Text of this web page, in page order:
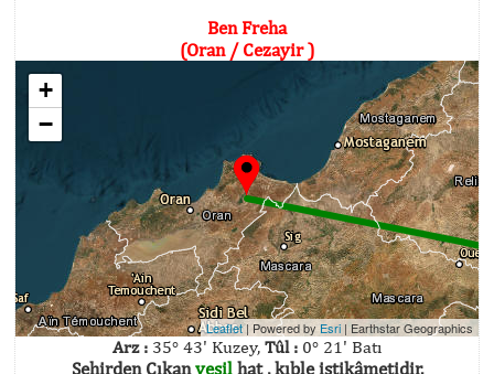
Ben Freha
(Oran / Cezayir )
+
−
Leaflet| Powered by Esri | Earthstar Geographics
Arz : 35° 43' Kuzey, Tûl : 0° 21' Batı
Şehirden Çıkanyeşilhat , kıble istikâmetidir.